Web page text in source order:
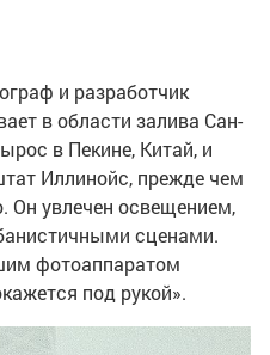
и разработчик
в области залива Сан-
в Пекине, Китай, и
Иллинойс, прежде чем
Он увлечен освещением,
сценами.
фотоаппаратом
под рукой».